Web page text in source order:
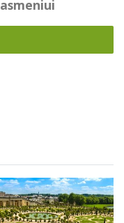
asmeniui